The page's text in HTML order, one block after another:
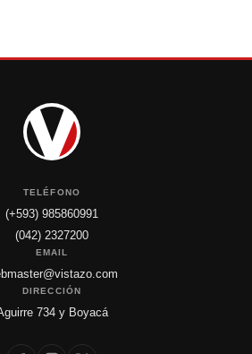
TELÉFONO
(+593) 985860991
(042) 2327200
EMAIL
DIRECCIÓN
734 y Boyacá